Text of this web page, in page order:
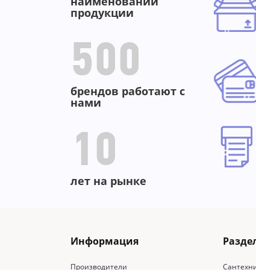
продукции
500
брендов работают с
нами
10
лет на рынке
Информация
Производители